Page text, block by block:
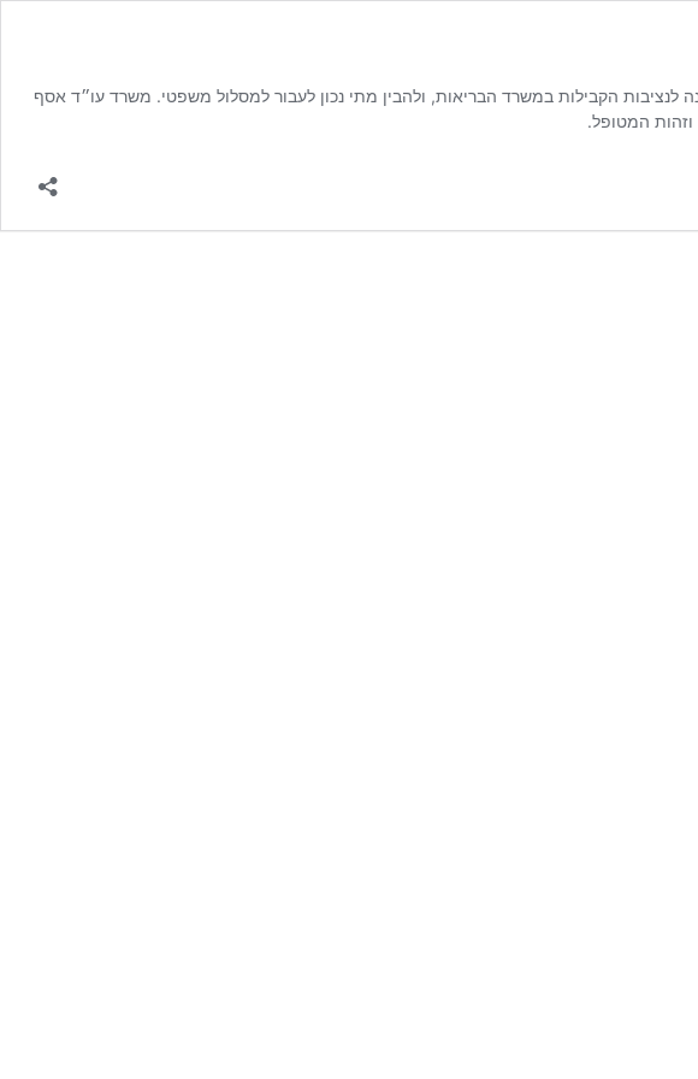
לנציבות הקבילות במשרד הבריאות, ולהבין מתי נכון לעבור למסלול משפטי. משרד עו״ד אסף
המטופל.